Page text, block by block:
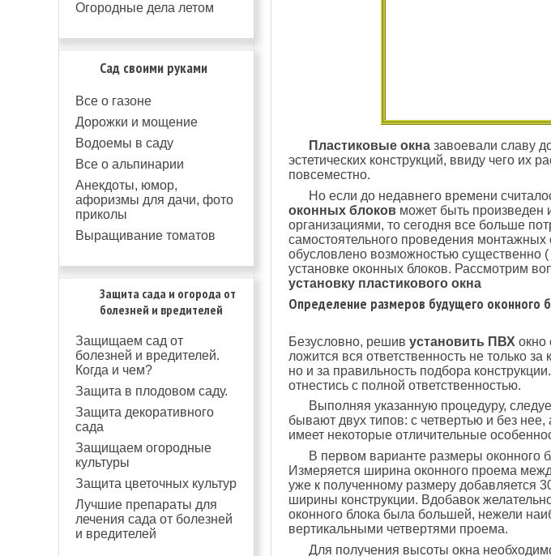
Огородные дела летом
Сад своими руками
Все о газоне
Дорожки и мощение
Водоемы в саду
Все о альпинарии
Анекдоты, юмор,
афоризмы для дачи, фото
приколы
Выращивание томатов
Защита сада и огорода от
болезней и вредителей
Защищаем сад от
болезней и вредителей.
Когда и чем?
Защита в плодовом саду.
Защита декоративного
сада
Защищаем огородные
культуры
Защита цветочных культур
Лучшие препараты для
лечения сада от болезней
и вредителей
Пластиковые окна завоевали славу
эстетических конструкций, ввиду чего их
повсеместно.
Но если до недавнего времени
оконных блоковможет быть произведен
организациями, то сегодня все больше
самостоятельного проведения монтажных
обусловлено возможностью существенно (
установке оконных блоков. Рассмотрим
установку пластикового окна
Определение размеров будущего оконного
Безусловно, решив установить ПВХ окно
ложится вся ответственность не только
но и за правильность подбора
отнестись с полной ответственностью.
Выполняя указанную процедуру,
бывают двух типов: с четвертью и без
имеет некоторые отличительные
В первом варианте размеры оконного
Измеряется ширина оконного проема
уже к полученному размеру добавляется
ширины конструкции. Вдобавок
оконного блока была большей, нежели
вертикальными четвертями проема.
Для получения высоты окна